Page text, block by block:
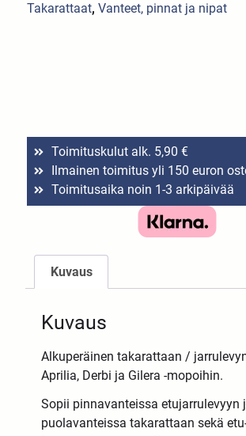
Takarattaat,Vanteet, pinnat ja nipat
Toimituskulut alk. 5,90 €
Ilmainen toimitus yli 150 euron
Toimitusaika noin 1-3 arkipäivää
Kuvaus
Kuvaus
Alkuperäinen takarattaan /
Aprilia, Derbi ja Gilera -mopoihin.
Sopii pinnavanteissa etujarrulevyyn
puolavanteissa takarattaan sekä